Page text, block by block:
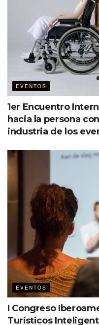
EVENTOS
1er Encuentro
hacia la persona
industria de los
EVENTOS
I Congreso
Turísticos